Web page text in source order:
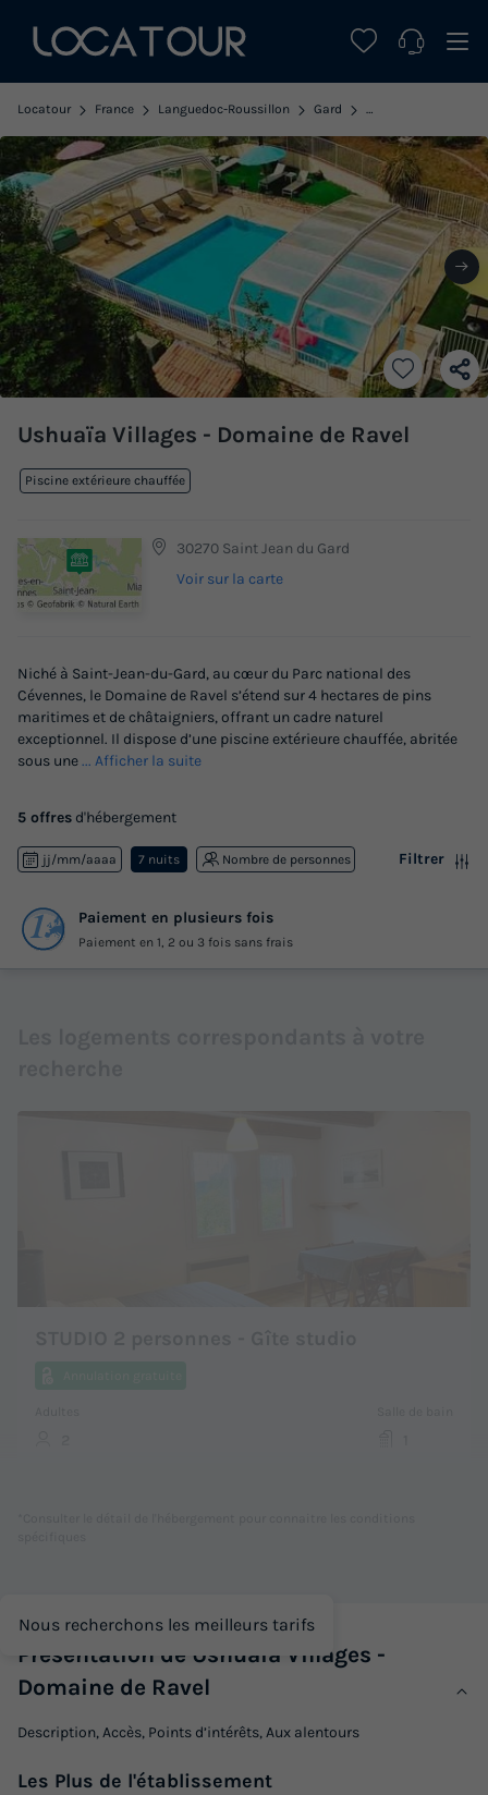
Locatour France Languedoc-Roussillon Gard Saint Jean du Gard
Ushuaïa Villages - Domaine de Ravel
Piscine extérieure chauffée
30270 Saint Jean du Gard
Voir sur la carte
Niché à Saint-Jean-du-Gard, au cœur du Parc national des
Cévennes, le Domaine de Ravel s’étend sur 4 hectares de pins
maritimes et de châtaigniers, offrant un cadre naturel
exceptionnel. Il dispose d’une piscine extérieure chauffée, abritée
sous une... Afficher la suite
5 offres d'hébergement
jj/mm/aaaa 7 nuits Nombre de personnes Filtrer
Paiement en plusieurs fois
Paiement en 1, 2 ou 3 fois sans frais
du27/09/2026au 04/10/2026
Meilleur prix pour 7 nuits
Nous recherchons les meilleurs tarifs
Présentation de Ushuaïa Villages -
Domaine de Ravel
Description, Accès, Points d’intérêts, Aux alentours
Les Plus de l'établissement